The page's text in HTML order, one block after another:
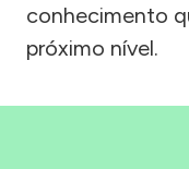
conhecimento
próximo nível.